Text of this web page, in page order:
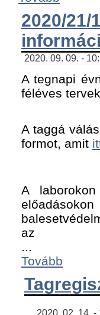
2020/
2020. 09. 09. -
A tegnapi
féléves
A taggá
formot, amit
A
az ﻿
Tovább